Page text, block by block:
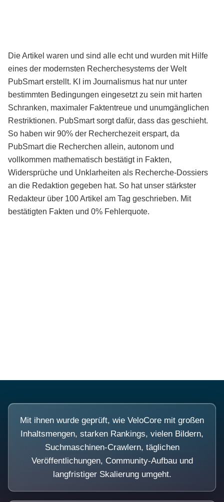
Die Artikel waren und sind alle echt und wurden mit Hilfe
eines der modernsten Recherchesystems der Welt
PubSmart erstellt. KI im Journalismus hat nur unter
bestimmten Bedingungen eingesetzt zu sein mit harten
Schranken, maximaler Faktentreue und unumgänglichen
Restriktionen. PubSmart sorgt dafür, dass das geschieht.
So haben wir 90% der Recherchezeit erspart, da
PubSmart die Recherchen allein, autonom und
vollkommen mathematisch bestätigt in Fakten,
Widersprüche und Unklarheiten als Recherche-Dossiers
an die Redaktion gegeben hat. So hat unser stärkster
Redakteur über 100 Artikel am Tag geschrieben. Mit
bestätigten Fakten und 0% Fehlerquote.
Mit ihnen wurde geprüft, wie VeloCore mit großen
Inhaltsmengen, starken Rankings, vielen Bildern,
Suchmaschinen-Crawlern, täglichen
Veröffentlichungen, Community-Aufbau und
langfristiger Skalierung umgeht.